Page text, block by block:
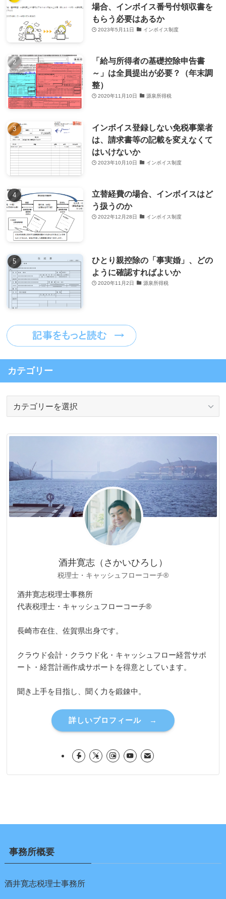
場合、インボイス番号付領収書を
もらう必要はあるか
2023年5月11日 インボイス制度
「給与所得者の基礎控除申告書
～」は全員提出が必要？（年末調
整）
2020年11月10日 源泉所得税
インボイス登録しない免税事業者
は、請求書等の記載を変えなくて
はいけないか
2023年10月10日 インボイス制度
立替経費の場合、インボイスはど
う扱うのか
2022年12月28日 インボイス制度
ひとり親控除の「事実婚」、どの
ように確認すればよいか
2020年11月2日 源泉所得税
カテゴリー
リ
酒井寛志（さかいひろし）
税理士・キャッシュフローコーチ®
酒井寛志税理士事務所
代表税理士・キャッシュフローコーチ®
長崎市在住、佐賀県出身です。
クラウド会計・クラウド化・キャッシュフロー経営サポ
ート・経営計画作成サポートを得意としています。
聞き上手を目指し、聞く力を鍛錬中。
詳しいプロフィール →
事務所概要
酒井寛志税理士事務所